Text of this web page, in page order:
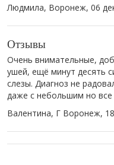
Людмила, Воронеж, 06
Отзывы
Очень внимательные,
ушей, ещё минут десять
слезы. Диагноз не
даже с небольшим но
Валентина, Г Воронеж,